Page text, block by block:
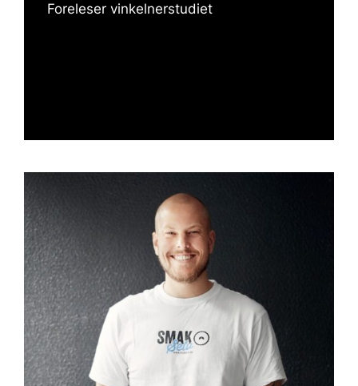
Foreleser vinkelnerstudiet